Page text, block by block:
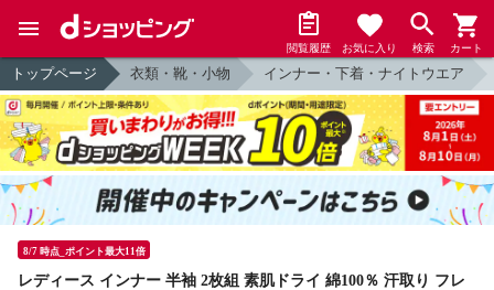
閲覧履歴 お気に入り 検索 カート
トップページ 衣類・靴・小物 インナー・下着・ナイトウエア
8/7 時点_ポイント最大11倍
レディース インナー 半袖 2枚組 素肌ドライ 綿100％ 汗取り フレ